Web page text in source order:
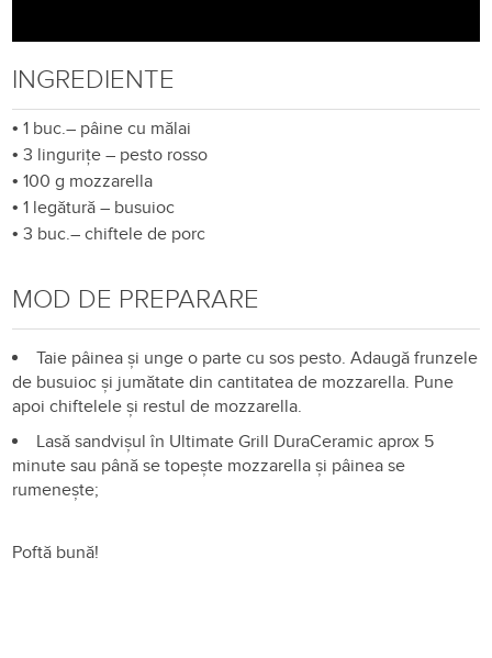
INGREDIENTE
•1 buc.– pâine cu mălai
•3 lingurițe – pesto rosso
•100 g mozzarella
•1 legătură – busuioc
•3 buc.– chiftele de porc
MOD DE PREPARARE
Taie pâinea și unge o parte cu sos pesto. Adaugă frunzele
de busuioc și jumătate din cantitatea de mozzarella. Pune
apoi chiftelele și restul de mozzarella.
Lasă sandvișul în Ultimate Grill DuraCeramic aprox 5
minute sau până se topește mozzarella și pâinea se
rumenește;
Poftă bună!